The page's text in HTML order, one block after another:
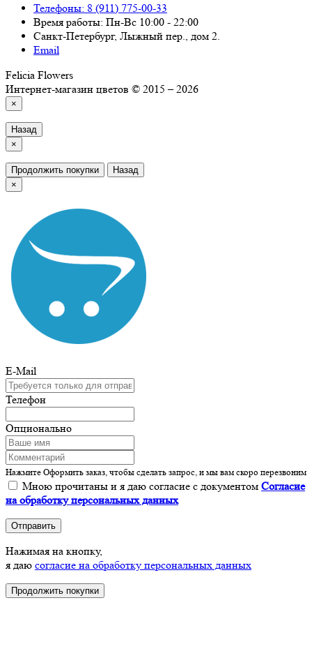
Телефоны: 8 (911) 775-00-33
Время работы: Пн-Вс 10:00 - 22:00
Санкт-Петербург, Лыжный пер., дом 2.
Email
Felicia Flowers
Интернет-магазин цветов © 2015 – 2026
×
Назад
×
Продолжить покупки
Назад
×
E-Mail
Телефон
Опционально
Нажмите Оформить заказ, чтобы сделать запрос, и мы вам скоро перезвоним
Мною прочитаны и я даю согласие с документом Согласие
на обработку персональных данных
Отправить
Нажимая на кнопку,
я даю согласие на обработку персональных данных
Продолжить покупки